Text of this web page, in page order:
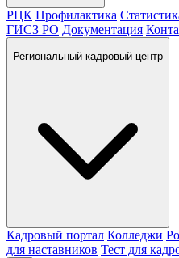
РЦК Профилактика
ГИСЗ РО Документация
Региональный кадровый центр
Кадровый портал Колледжи
для наставников Тест для